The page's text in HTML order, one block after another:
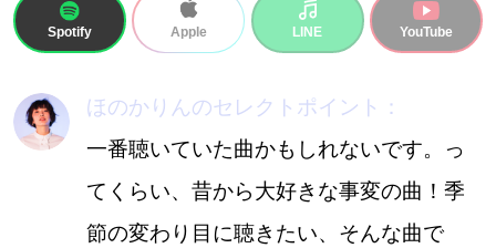
Spotify Apple LINE YouTube
ほのかりんのセレクトポイント：
一番聴いていた曲かもしれないです。っ
てくらい、昔から大好きな事変の曲！季
節の変わり目に聴きたい、そんな曲で